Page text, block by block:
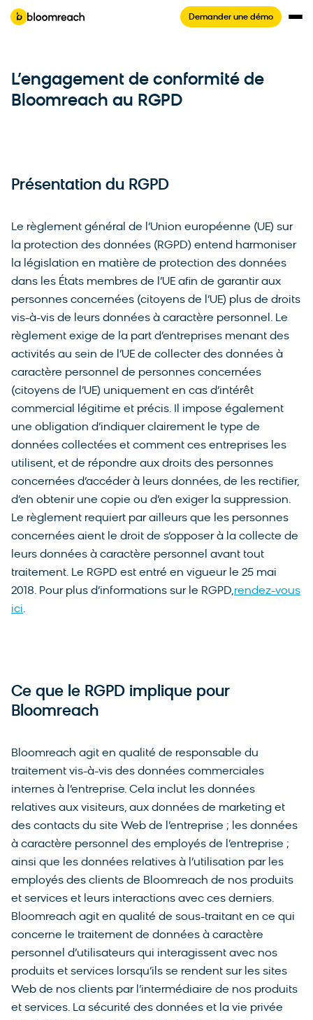
Demander une démo
L’engagement de conformité de
Bloomreach au RGPD
Présentation du RGPD
Le règlement général de l’Union européenne (UE) sur
la protection des données (RGPD) entend harmoniser
la législation en matière de protection des données
dans les États membres de l’UE afin de garantir aux
personnes concernées (citoyens de l’UE) plus de droits
vis-à-vis de leurs données à caractère personnel. Le
règlement exige de la part d’entreprises menant des
activités au sein de l’UE de collecter des données à
caractère personnel de personnes concernées
(citoyens de l’UE) uniquement en cas d’intérêt
commercial légitime et précis. Il impose également
une obligation d’indiquer clairement le type de
données collectées et comment ces entreprises les
utilisent, et de répondre aux droits des personnes
concernées d’accéder à leurs données, de les rectifier,
d’en obtenir une copie ou d’en exiger la suppression.
Le règlement requiert par ailleurs que les personnes
concernées aient le droit de s’opposer à la collecte de
leurs données à caractère personnel avant tout
traitement. Le RGPD est entré en vigueur le 25 mai
2018. Pour plus d’informations sur le RGPD,rendez-vous
ici.
Ce que le RGPD implique pour
Bloomreach
Bloomreach agit en qualité de responsable du
traitement vis-à-vis des données commerciales
internes à l’entreprise. Cela inclut les données
relatives aux visiteurs, aux données de marketing et
des contacts du site Web de l’entreprise ; les données
à caractère personnel des employés de l’entreprise ;
ainsi que les données relatives à l’utilisation par les
employés des clients de Bloomreach de nos produits
et services et leurs interactions avec ces derniers.
Bloomreach agit en qualité de sous-traitant en ce qui
concerne le traitement de données à caractère
personnel d’utilisateurs qui interagissent avec nos
produits et services lorsqu’ils se rendent sur les sites
Web de nos clients par l’intermédiaire de nos produits
et services. La sécurité des données et la vie privée